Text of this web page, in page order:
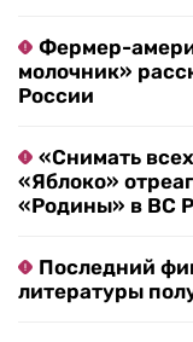
Фермер-
молочник»
России
«Снимать
«Яблоко»
«Родины» в ВС
Последний
литературы